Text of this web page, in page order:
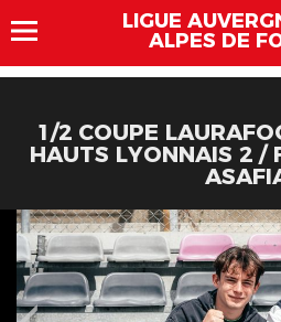
LIGUE
ALPES DE
1/2 COUPE
HAUTS LYONNAIS 2 /